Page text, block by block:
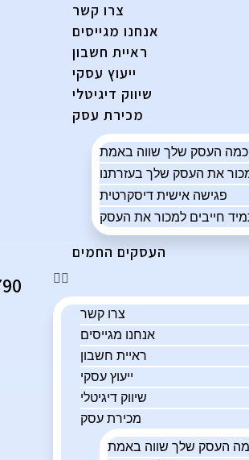
צרו קשר
אנחנו מגייסים
ראיית חשבון
ייעוץ עסקי
שיווק דיגיטלי
מכירת עסק
פגישה אישית דיסקרטית
חייבים למכור את העסק
העסקים החמים
צרו קשר
אנחנו מגייסים
ראיית חשבון
ייעוץ עסקי
שיווק דיגיטלי
מכירת עסק